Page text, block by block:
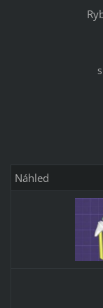
Náhled